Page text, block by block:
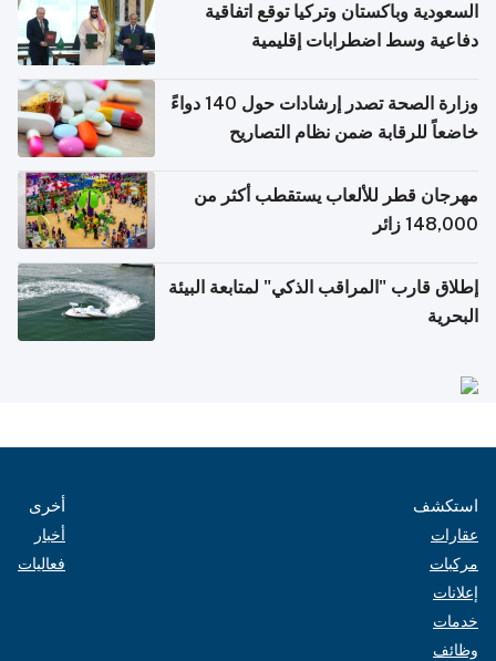
السعودية وباكستان وتركيا توقع اتفاقية
دفاعية وسط اضطرابات إقليمية
وزارة الصحة تصدر إرشادات حول 140 دواءً
خاضعاً للرقابة ضمن نظام التصاريح
مهرجان قطر للألعاب يستقطب أكثر من
148,000 زائر
إطلاق قارب "المراقب الذكي" لمتابعة البيئة
البحرية
استكشف
عقارات
مركبات
إعلانات
خدمات
وظائف
أخرى
أخبار
فعاليات